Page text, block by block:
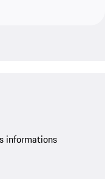
informations